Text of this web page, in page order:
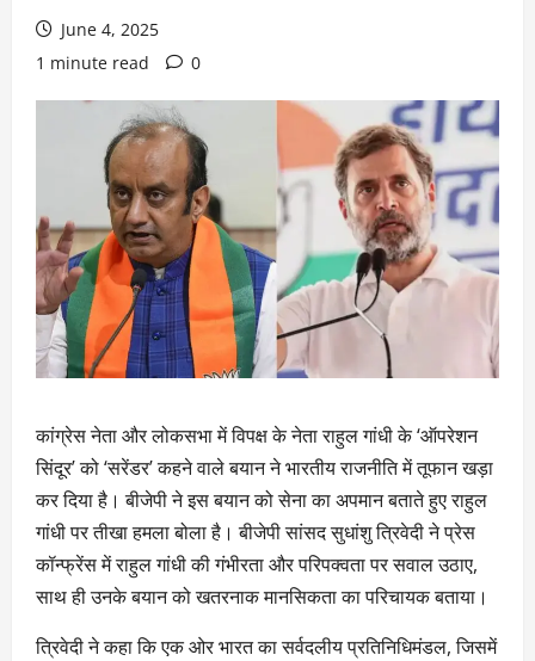
June 4, 2025
1 minute read
0
कांग्रेस नेता और लोकसभा में विपक्ष के नेता राहुल गांधी के ‘ऑपरेशन
सिंदूर’ को ‘सरेंडर’ कहने वाले बयान ने भारतीय राजनीति में तूफान खड़ा
कर दिया है। बीजेपी ने इस बयान को सेना का अपमान बताते हुए राहुल
गांधी पर तीखा हमला बोला है। बीजेपी सांसद सुधांशु त्रिवेदी ने प्रेस
कॉन्फ्रेंस में राहुल गांधी की गंभीरता और परिपक्वता पर सवाल उठाए,
साथ ही उनके बयान को खतरनाक मानसिकता का परिचायक बताया।
त्रिवेदी ने कहा कि एक ओर भारत का सर्वदलीय प्रतिनिधिमंडल, जिसमें